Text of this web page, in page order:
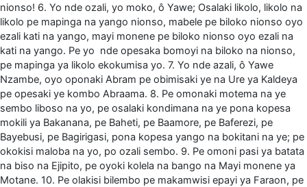
nionso! 6. Yo nde ozali, yo moko, ô Yawe; Osalaki likolo, likolo na
likolo pe mapinga na yango nionso, mabele pe biloko nionso oyo
ezali kati na yango, mayi monene pe biloko nionso oyo ezali na
kati na yango. Pe yo nde opesaka bomoyi na biloko na nionso,
pe mapinga ya likolo ekokumisa yo. 7. Yo nde azali, ô Yawe
Nzambe, oyo oponaki Abram pe obimisaki ye na Ure ya Kaldeya
pe opesaki ye kombo Abraama. 8. Pe omonaki motema na ye
sembo liboso na yo, pe osalaki kondimana na ye pona kopesa
mokili ya Bakanana, pe Baheti, pe Baamore, pe Baferezi, pe
Bayebusi, pe Bagirigasi, pona kopesa yango na bokitani na ye; pe
okokisi maloba na yo, po ozali sembo. 9. Pe omoni pasi ya batata
na biso na Ejipito, pe oyoki kolela na bango na Mayi monene ya
Motane. 10. Pe olakisi bilembo pe makamwisi epayi ya Faraon, pe